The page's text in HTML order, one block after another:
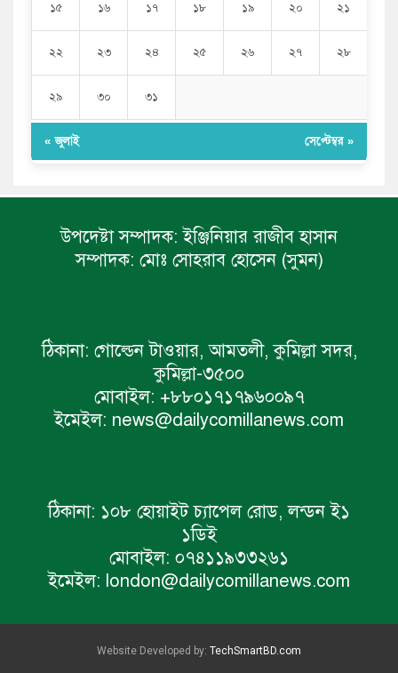
১৫ ১৬ ১৭ ১৮ ১৯ ২০ ২১
২২ ২৩ ২৪ ২৫ ২৬ ২৭ ২৮
২৯ ৩০ ৩১
« জুলাই সেপ্টেম্বর »
উপদেষ্টা সম্পাদক: ইঞ্জিনিয়ার রাজীব হাসান
সম্পাদক: মোঃ সোহরাব হোসেন (সুমন)
ঠিকানা: গোল্ডেন টাওয়ার, আমতলী, কুমিল্লা সদর,
কুমিল্লা-৩৫০০
মোবাইল: +৮৮০১৭১৭৯৬০০৯৭
ইমেইল: news@dailycomillanews.com
ঠিকানা: ১০৮ হোয়াইট চ্যাপেল রোড, লন্ডন ই১
১ডিই
মোবাইল: ০৭৪১১৯৩৩২৬১
ইমেইল: london@dailycomillanews.com
Website Developed by: TechSmartBD.com